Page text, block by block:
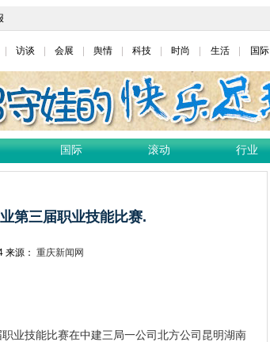
访谈 会展 舆情 科技 时尚 生活 国际
国际 滚动 行业
第三届职业技能比赛.
来源： 重庆新闻网
业技能比赛在中建三局一公司北方公司 昆明湖南